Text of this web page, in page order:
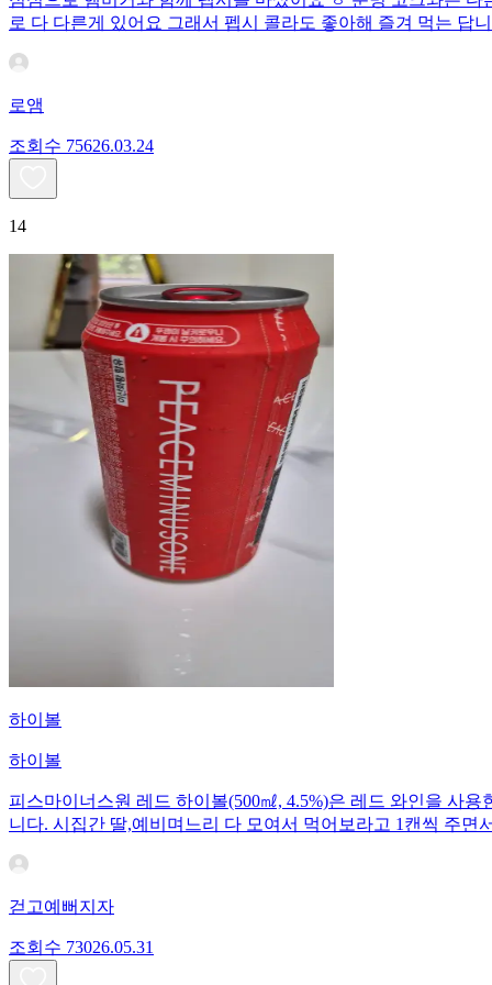
로 다 다른게 있어요 그래서 펩시 콜라도 좋아해 즐겨 먹는 답
로앰
조회수 75626.03.24
14
하이볼
하이볼
피스마이너스원 레드 하이볼(500㎖, 4.5%)은 레드 와인을 사
니다. 시집간 딸,예비며느리 다 모여서 먹어보라고 1캔씩 주
걷고예뻐지자
조회수 73026.05.31